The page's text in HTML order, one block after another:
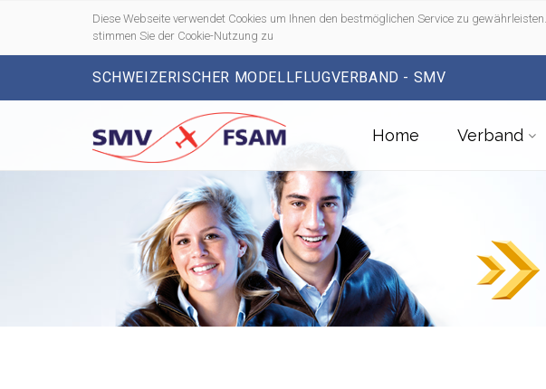
Diese Webseite verwendet Cookies um Ihnen den bestmöglichen Service zu
stimmen Sie der Cookie-Nutzung zu
SCHWEIZERISCHER MODELLFLUGVERBAND - SMV
Home Verband